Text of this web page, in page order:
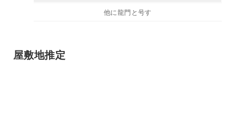
他に龍門と号す
屋敷地推定